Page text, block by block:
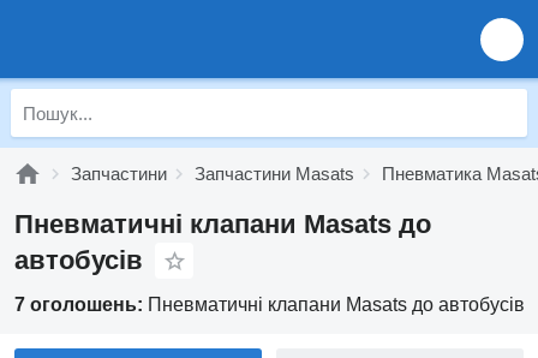
Запчастини Запчастини Masats Пневматика
Пневматичні клапани Masats до
автобусів
7 оголошень: Пневматичні клапани Masats до автобусів